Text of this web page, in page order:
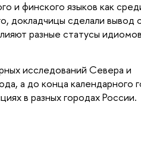
и финского языков как
докладчицы сделали вывод
разные статусы
исследований Севера и
а до конца календарного
в разных городах России.